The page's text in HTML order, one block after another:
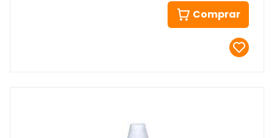
Comprar